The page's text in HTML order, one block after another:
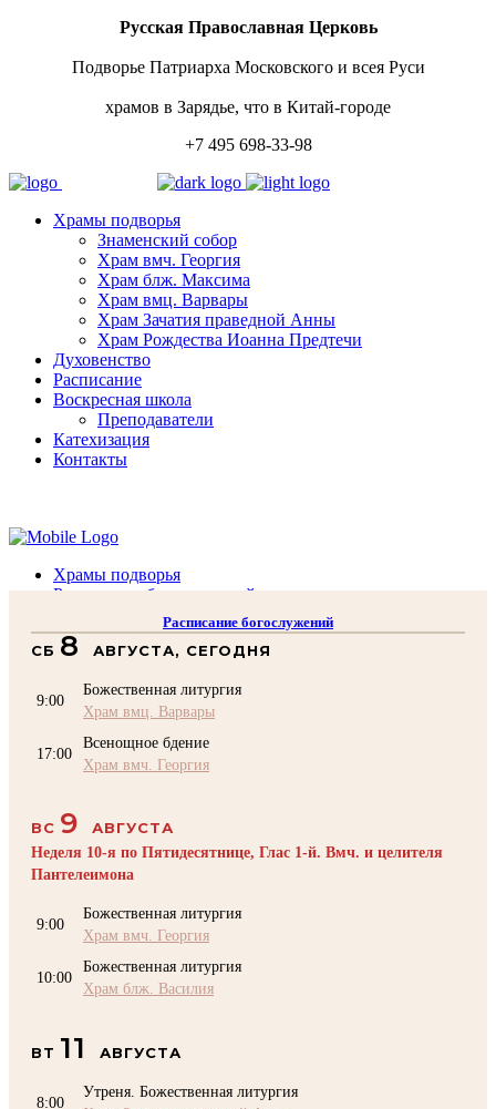
Русская Православная Церковь
Подворье Патриарха Московского и всея Руси
храмов в Зарядье, что в Китай-городе
+7 495 698-33-98
Храмы подворья
Знаменский собор
Храм вмч. Георгия
Храм блж. Максима
Храм вмц. Варвары
Храм Зачатия праведной Анны
Храм Рождества Иоанна Предтечи
Духовенство
Расписание
Воскресная школа
Преподаватели
Катехизация
Контакты
Храмы подворья
Расписание богослужений
Воскресная школа
Преподаватели Воскресной школы
КОНТАКТЫ
Помочь Подворью
Расписание богослужений
СБ 8 АВГУСТА, СЕГОДНЯ
9:00
Божественная литургия
Храм вмц. Варвары
17:00
Всенощное бдение
Храм вмч. Георгия
ВС 9
АВГУСТА
Неделя 10-я по Пятидесятнице, Глас 1-й. Вмч. и целителя
Пантелеимона
9:00
Божественная литургия
Храм вмч. Георгия
10:00
Божественная литургия
Храм блж. Василия
ВТ 11 АВГУСТА
8:00
Утреня. Божественная литургия